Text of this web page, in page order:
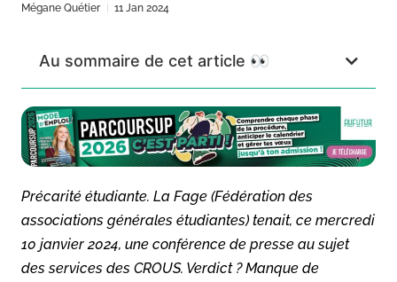
Mégane Quétier 11 Jan 2024
Au sommaire de cet article 👀
Précarité étudiante. La Fage (Fédération des
associations générales étudiantes) tenait, ce mercredi
10 janvier 2024, une conférence de presse au sujet
des services des CROUS. Verdict ? Manque de